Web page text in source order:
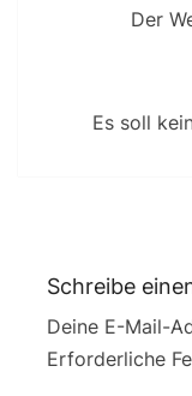
Der
Es soll
Schreibe
Deine E-Mail-
Erforderliche